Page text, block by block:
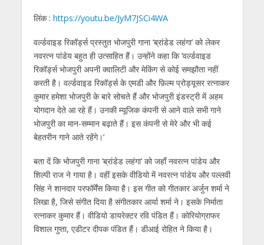
लिंक : https://youtu.be/JyM7JSCi4WA
वर्ल्डवाइड रिकॉर्ड्स प्रस्तुत भोजपुरी गाना ‘ब्रांडेड लहंगा’ को लेकर
नवरत्न पांडेय बहुत ही उत्साहित हैं। उन्होंने कहा कि ‘वर्ल्डवाइड
रिकॉर्ड्स भोजपुरी अपनी क्वालिटी और मेकिंग से कोई समझौता नहीं
करती है। वर्ल्डवाइड रिकॉर्ड्स के एमडी और फ़िल्म प्रोड्यूसर रत्नाकर
कुमार हमेशा भोजपुरी के बारे सोचते हैं और भोजपुरी इंडस्ट्री में अहम
योगदान देते आ रहे हैं। उनकी म्यूजिक कंपनी से आने वाले सभी गाने
भोजपुरी का मान-सम्मान बढ़ाते हैं। इस कंपनी से मेरे और भी कई
बेहतरीन गाने आते रहेंगे।’
बता दें कि भोजपुरी गाना ‘ब्रांडेड लहंगा’ को जहाँ नवरत्न पांडेय और
शिल्पी राज ने गाया है। वहीं इसके वीडियो में नवरत्न पांडेय और पल्लवी
सिंह ने शानदार परफॉर्मेंस किया है। इस गीत को गीतकार अर्जुन शर्मा ने
लिखा है, जिसे संगीत दिया है संगीतकार आर्या शर्मा ने। इसके निर्माता
रत्नाकर कुमार हैं। वीडियो डायरेक्टर रवि पंडित हैं। कोरियोग्राफर
विशाल गुप्ता, एडीटर दीपक पंडित हैं। डीआई रोहित ने किया है।